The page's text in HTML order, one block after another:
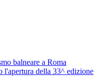
balneare a Roma
l'apertura della 33^ edizione